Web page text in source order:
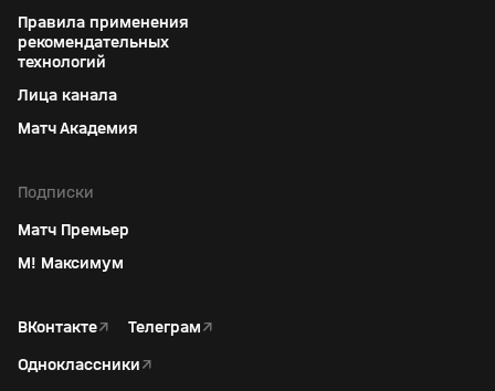
Правила применения
рекомендательных
технологий
Лица канала
Матч Академия
Подписки
Матч Премьер
М! Максимум
ВКонтакте↗ Телеграм↗
Одноклассники↗